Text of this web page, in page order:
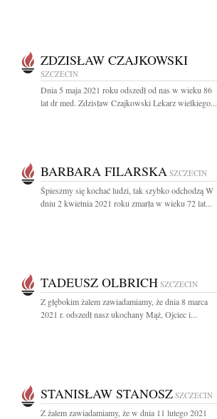
ZDZISŁAW CZAJKOWSKI
SZCZECIN
Dnia 5 maja 2021 roku odszedł od nas w wieku 86
lat dr med. Zdzisław Czajkowski Lekarz wielkiego...
BARBARA FILARSKA SZCZECIN
Śpieszmy się kochać ludzi, tak szybko odchodzą W
dniu 2 kwietnia 2021 roku zmarła w wieku 72 lat...
TADEUSZ OLBRICH SZCZECIN
Z głębokim żalem zawiadamiamy, że dnia 8 marca
2021 r. odszedł nasz ukochany Mąż, Ojciec i...
STANISŁAW STANOSZ SZCZECIN
Z żalem zawiadamiamy, że w dnia 11 lutego 2021